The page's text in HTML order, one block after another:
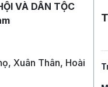
VÀ DÂN TỘC
Xuân Thân, Hoài